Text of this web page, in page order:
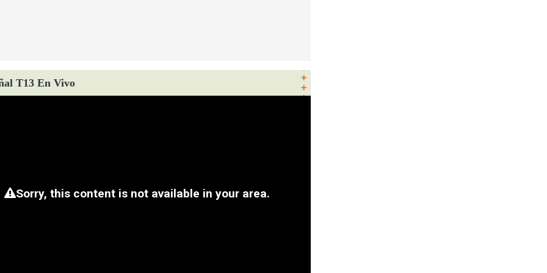
T13 En Vivo